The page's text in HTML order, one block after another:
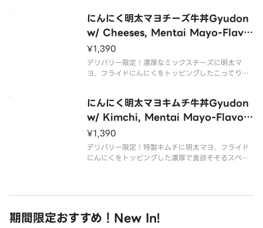
にんにく明太マヨチーズ牛丼Gyudon
w/ Cheeses, Mentai Mayo-Flavo
r Sauce and Fried Garlic
¥1,390
デリバリー限定！濃厚なミックスチーズに明太マ
ヨ、フライドにんにくをトッピングしたこってり大
にんにく明太マヨキムチ牛丼Gyudon
w/ Kimchi, Mentai Mayo-Flavor
Sauce and Fried Garlic
¥1,390
デリバリー限定！特製キムチに明太マヨ、フライド
にんにくをトッピングした濃厚で食欲そそるスペシ
期間限定おすすめ！New In!